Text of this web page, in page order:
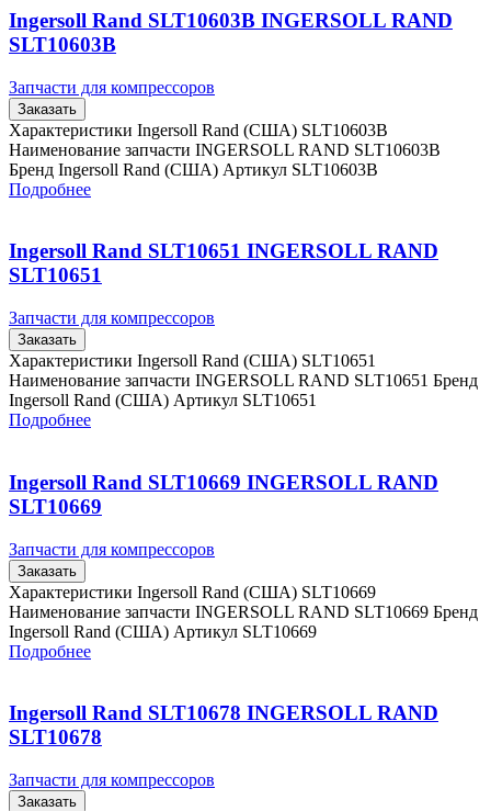
Ingersoll Rand SLT10603B INGERSOLL RAND
SLT10603B
Запчасти для компрессоров
Заказать
Характеристики Ingersoll Rand (США) SLT10603B
Наименование запчасти INGERSOLL RAND SLT10603B
Бренд Ingersoll Rand (США) Артикул SLT10603B
Подробнее
Ingersoll Rand SLT10651 INGERSOLL RAND
SLT10651
Запчасти для компрессоров
Заказать
Характеристики Ingersoll Rand (США) SLT10651
Наименование запчасти INGERSOLL RAND SLT10651 Бренд
Ingersoll Rand (США) Артикул SLT10651
Подробнее
Ingersoll Rand SLT10669 INGERSOLL RAND
SLT10669
Запчасти для компрессоров
Заказать
Характеристики Ingersoll Rand (США) SLT10669
Наименование запчасти INGERSOLL RAND SLT10669 Бренд
Ingersoll Rand (США) Артикул SLT10669
Подробнее
Ingersoll Rand SLT10678 INGERSOLL RAND
SLT10678
Запчасти для компрессоров
Заказать